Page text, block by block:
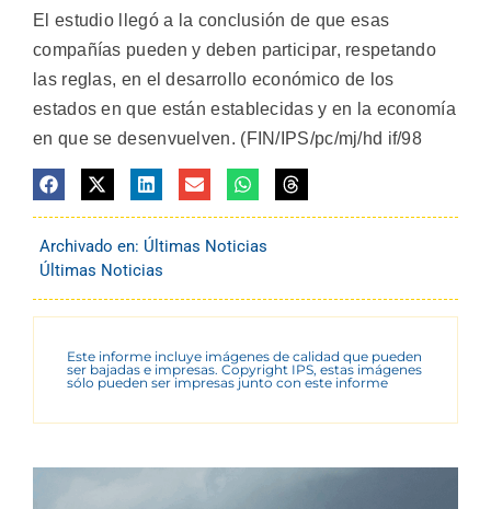
El estudio llegó a la conclusión de que esas
compañías pueden y deben participar, respetando
las reglas, en el desarrollo económico de los
estados en que están establecidas y en la economía
en que se desenvuelven. (FIN/IPS/pc/mj/hd if/98
Archivado en: Últimas Noticias
Últimas Noticias
Este informe incluye imágenes de calidad que pueden
ser bajadas e impresas. Copyright IPS, estas imágenes
sólo pueden ser impresas junto con este informe